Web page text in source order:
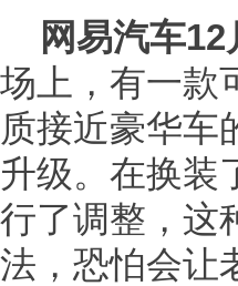
网易汽车
场上，有一款
质接近豪华车
升级。在换装
行了调整，这
法，恐怕会让